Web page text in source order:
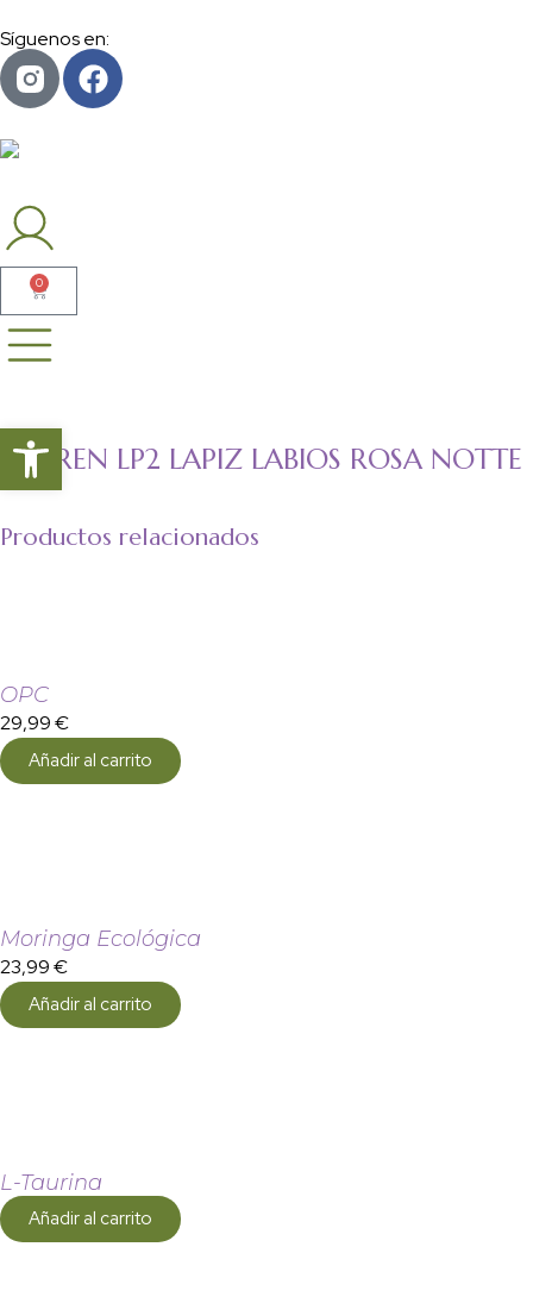
Síguenos en:
0
LOVREN LP2 LAPIZ LABIOS ROSA NOTTE
Productos relacionados
OPC
29,99€
Añadir al carrito
Moringa Ecológica
23,99€
Añadir al carrito
L-Taurina
Añadir al carrito
Abrir barra de herramientas